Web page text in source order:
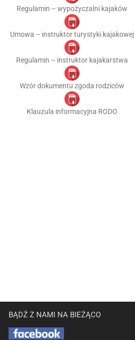
Regulamin – wypożyczalni kajaków
Umowa – instruktor turystyki kajakowej
Regulamin – instruktor kajakarstwa
Wzór dokumentu zgoda rodziców
Klauzula informacyjna RODO
BĄDŹ Z NAMI NA BIEŻĄCO